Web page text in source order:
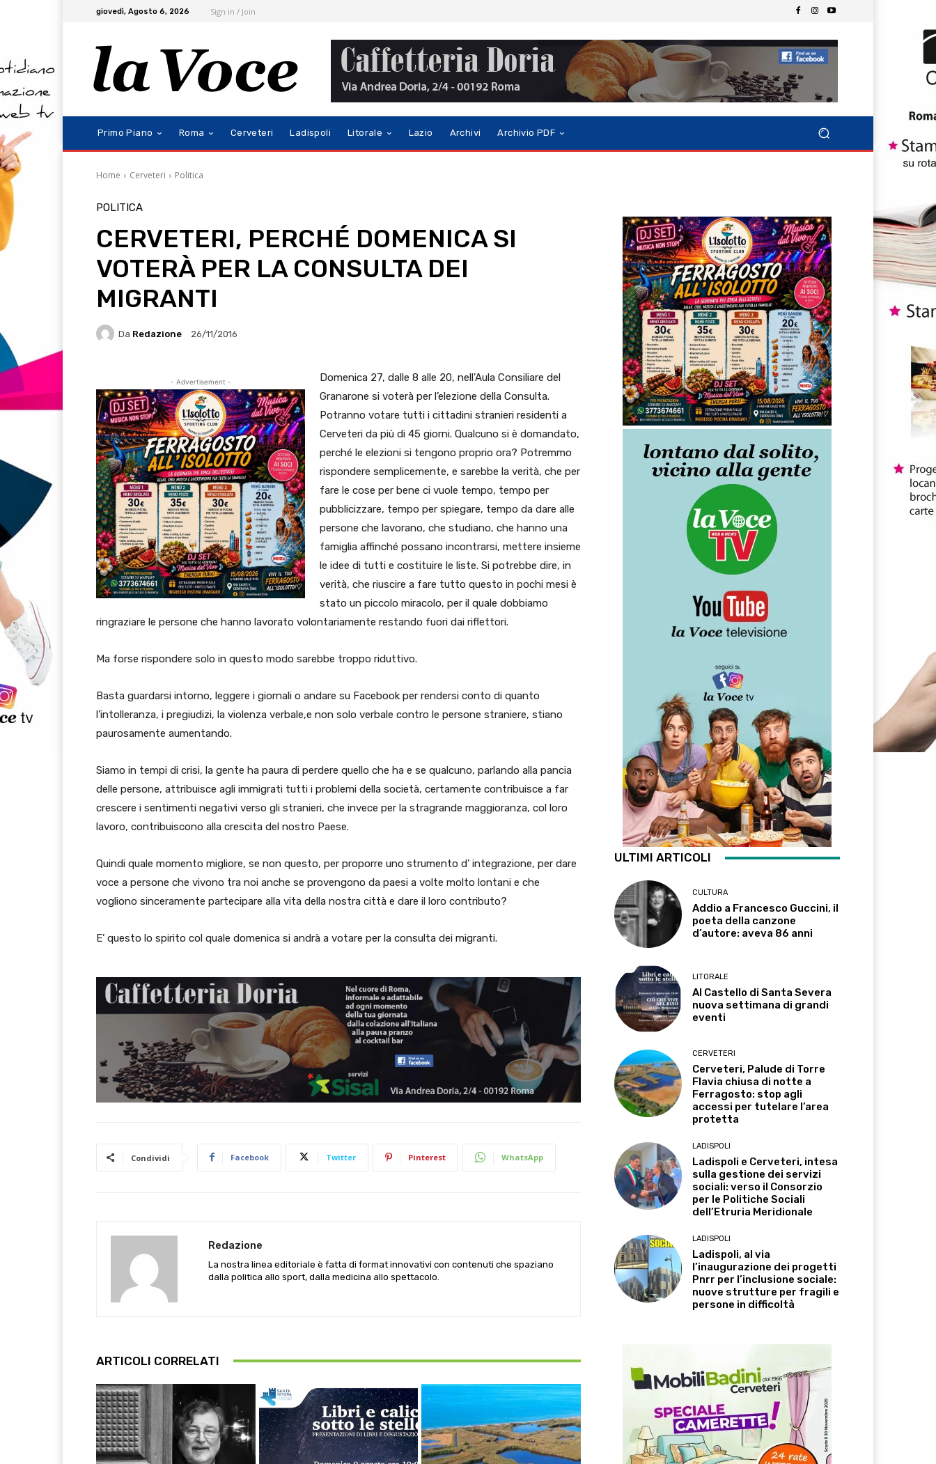
giovedì, Agosto 6, 2026 Sign in / Join
Primo Piano Roma Cerveteri Ladispoli Litorale Lazio Archivi Archivio PDF
Home Cerveteri Politica
POLITICA
CERVETERI, PERCHÉ DOMENICA SI
VOTERÀ PER LA CONSULTA DEI
MIGRANTI
Da Redazione 26/11/2016
- Advertisement -
Domenica 27, dalle 8 alle 20, nell’Aula Consiliare del
Granarone si voterà per l’elezione della Consulta.
Potranno votare tutti i cittadini stranieri residenti a
Cerveteri da più di 45 giorni. Qualcuno si è domandato,
perché le elezioni si tengono proprio ora? Potremmo
rispondere semplicemente, e sarebbe la verità, che per
fare le cose per bene ci vuole tempo, tempo per
pubblicizzare, tempo per spiegare, tempo da dare alle
persone che lavorano, che studiano, che hanno una
famiglia affinché possano incontrarsi, mettere insieme
le idee di tutti e costituire le liste. Si potrebbe dire, in
verità, che riuscire a fare tutto questo in pochi mesi è
stato un piccolo miracolo, per il quale dobbiamo
ringraziare le persone che hanno lavorato volontariamente restando fuori dai riflettori.
Ma forse rispondere solo in questo modo sarebbe troppo riduttivo.
Basta guardarsi intorno, leggere i giornali o andare su Facebook per rendersi conto di quanto
l’intolleranza, i pregiudizi, la violenza verbale,e non solo verbale contro le persone straniere, stiano
paurosamente aumentando.
Siamo in tempi di crisi, la gente ha paura di perdere quello che ha e se qualcuno, parlando alla pancia
delle persone, attribuisce agli immigrati tutti i problemi della società, certamente contribuisce a far
crescere i sentimenti negativi verso gli stranieri, che invece per la stragrande maggioranza, col loro
lavoro, contribuiscono alla crescita del nostro Paese.
Quindi quale momento migliore, se non questo, per proporre uno strumento d’ integrazione, per dare
voce a persone che vivono tra noi anche se provengono da paesi a volte molto lontani e che
vogliono sinceramente partecipare alla vita della nostra città e dare il loro contributo?
E’ questo lo spirito col quale domenica si andrà a votare per la consulta dei migranti.
Condividi Facebook Twitter Pinterest WhatsApp
Redazione
La nostra linea editoriale è fatta di format innovativi con contenuti che spaziano
dalla politica allo sport, dalla medicina allo spettacolo.
ARTICOLI CORRELATI
ULTIMI ARTICOLI
CULTURA
Addio a Francesco Guccini, il
poeta della canzone
d’autore: aveva 86 anni
LITORALE
Al Castello di Santa Severa
nuova settimana di grandi
eventi
CERVETERI
Cerveteri, Palude di Torre
Flavia chiusa di notte a
Ferragosto: stop agli
accessi per tutelare l’area
protetta
LADISPOLI
Ladispoli e Cerveteri, intesa
sulla gestione dei servizi
sociali: verso il Consorzio
per le Politiche Sociali
dell’Etruria Meridionale
LADISPOLI
Ladispoli, al via
l’inaugurazione dei progetti
Pnrr per l’inclusione sociale:
nuove strutture per fragili e
persone in difficoltà